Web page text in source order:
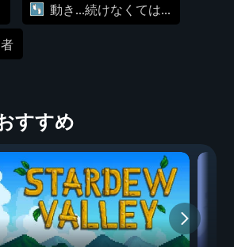
動き…続けなくては…
すすめ